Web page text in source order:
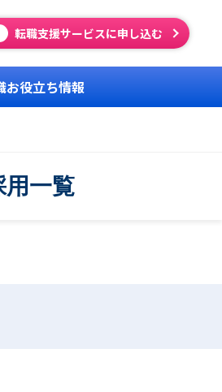
転職支援サービスに申し込む
お役立ち情報
用一覧